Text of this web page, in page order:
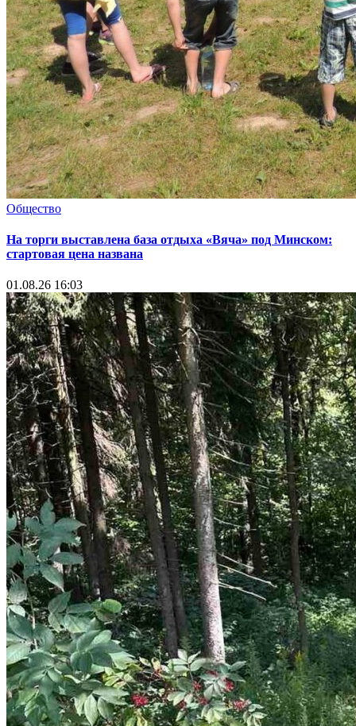
Общество
На торги выставлена база отдыха «Вяча» под Минском:
стартовая цена названа
01.08.26 16:03